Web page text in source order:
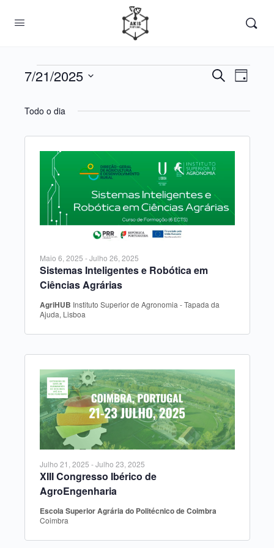
Eventos
for
21,
2025
pesquisa
e
de
Eventos
Pesquisar
Dia
7/21/2025
a
Todo o dia
Sistemas Inteligentes e Robótica em
Ciências Agrárias
Maio 6, 2025 -Julho 26, 2025
AgriHUB Instituto Superior de Agronomia - Tapada da
Ajuda, Lisboa
XIII Congresso Ibérico de
AgroEngenharia
Julho 21, 2025 -Julho 23, 2025
Escola Superior Agrária do Politécnico de Coimbra
Coimbra